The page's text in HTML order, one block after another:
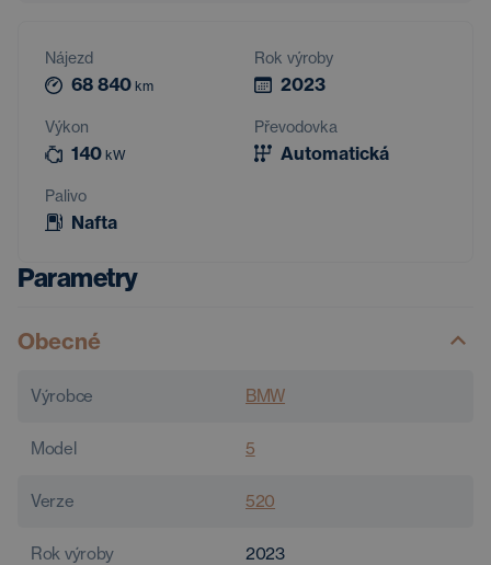
Nájezd
68 840 km
Rok výroby
2023
Výkon
140 kW
Převodovka
Automatická
Palivo
Nafta
Parametry
Obecné
Výrobce BMW
Model 5
Verze 520
Rok výroby 2023